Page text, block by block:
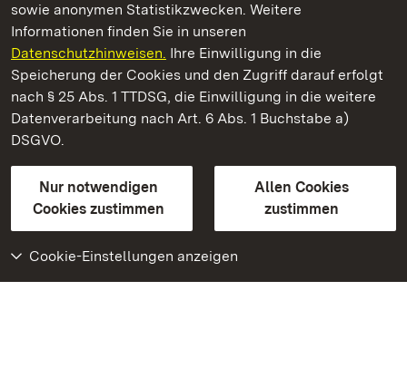
sowie anonymen Statistikzwecken. Weitere
Informationen finden Sie in unseren
Datenschutzhinweisen. Ihre Einwilligung in die
Speicherung der Cookies und den Zugriff darauf erfolgt
nach § 25 Abs. 1 TTDSG, die Einwilligung in die weitere
Datenverarbeitung nach Art. 6 Abs. 1 Buchstabe a)
DSGVO.
Nur notwendigen
Cookies zustimmen
Allen Cookies
zustimmen
Cookie-Einstellungen anzeigen
Kloster Ochsenhausen
Staatliche Schlösser und Gärten Baden-Württemberg
Kontakt
GebärdenspracheLeichte Sprache
Erklärung zur Barrierefreiheit
BITV-konform (geprüfte Seiten)
Weiteres